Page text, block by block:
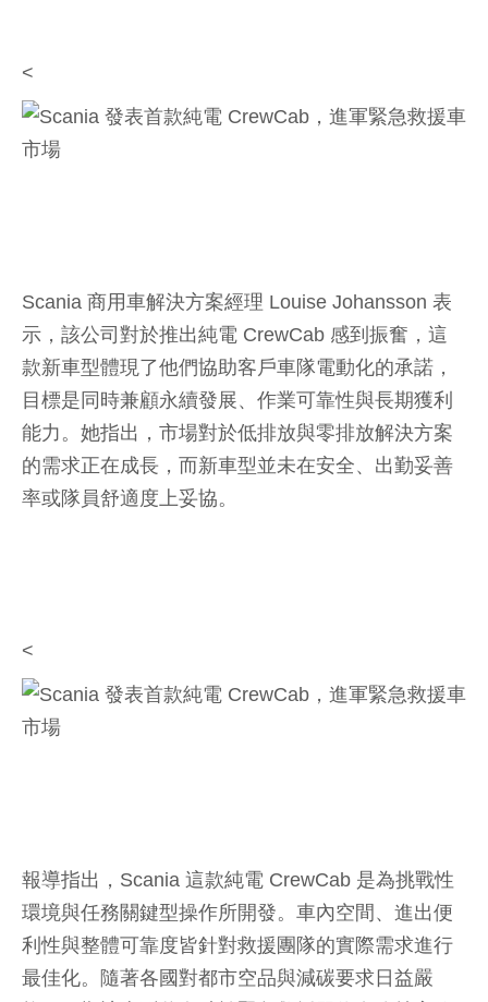
<
Scania 商用車解決方案經理 Louise Johansson 表
示，該公司對於推出純電 CrewCab 感到振奮，這
款新車型體現了他們協助客戶車隊電動化的承諾，
目標是同時兼顧永續發展、作業可靠性與長期獲利
能力。她指出，市場對於低排放與零排放解決方案
的需求正在成長，而新車型並未在安全、出勤妥善
率或隊員舒適度上妥協。
<
報導指出，Scania 這款純電 CrewCab 是為挑戰性
環境與任務關鍵型操作所開發。車內空間、進出便
利性與整體可靠度皆針對救援團隊的實際需求進行
最佳化。隨著各國對都市空品與減碳要求日益嚴